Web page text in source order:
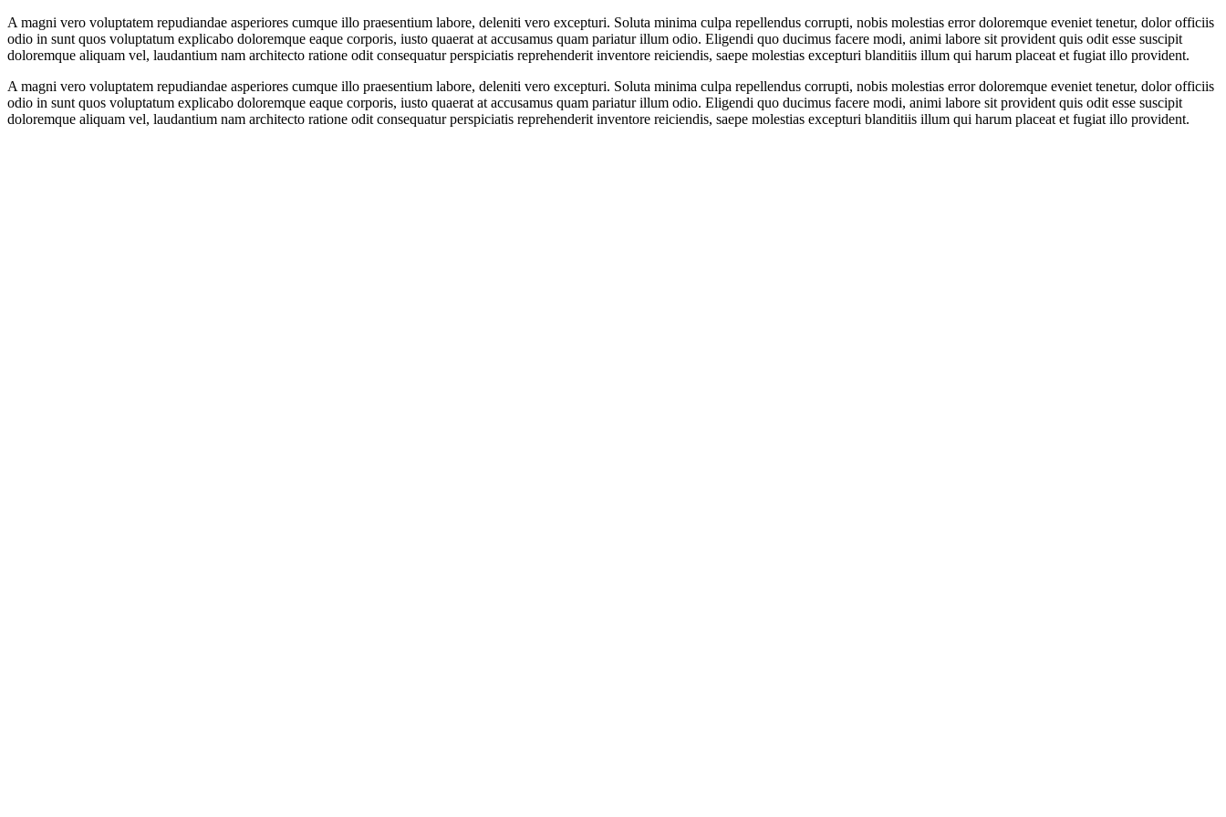
A magni vero voluptatem repudiandae asperiores cumque illo praesentium labore, deleniti vero excepturi. Soluta minima culpa repellendus corrupti, nobis molestias error doloremque eveniet tenetur, dolor officiis
odio in sunt quos voluptatum explicabo doloremque eaque corporis, iusto quaerat at accusamus quam pariatur illum odio. Eligendi quo ducimus facere modi, animi labore sit provident quis odit esse suscipit
doloremque aliquam vel, laudantium nam architecto ratione odit consequatur perspiciatis reprehenderit inventore reiciendis, saepe molestias excepturi blanditiis illum qui harum placeat et fugiat illo provident.
A magni vero voluptatem repudiandae asperiores cumque illo praesentium labore, deleniti vero excepturi. Soluta minima culpa repellendus corrupti, nobis molestias error doloremque eveniet tenetur, dolor officiis
odio in sunt quos voluptatum explicabo doloremque eaque corporis, iusto quaerat at accusamus quam pariatur illum odio. Eligendi quo ducimus facere modi, animi labore sit provident quis odit esse suscipit
doloremque aliquam vel, laudantium nam architecto ratione odit consequatur perspiciatis reprehenderit inventore reiciendis, saepe molestias excepturi blanditiis illum qui harum placeat et fugiat illo provident.